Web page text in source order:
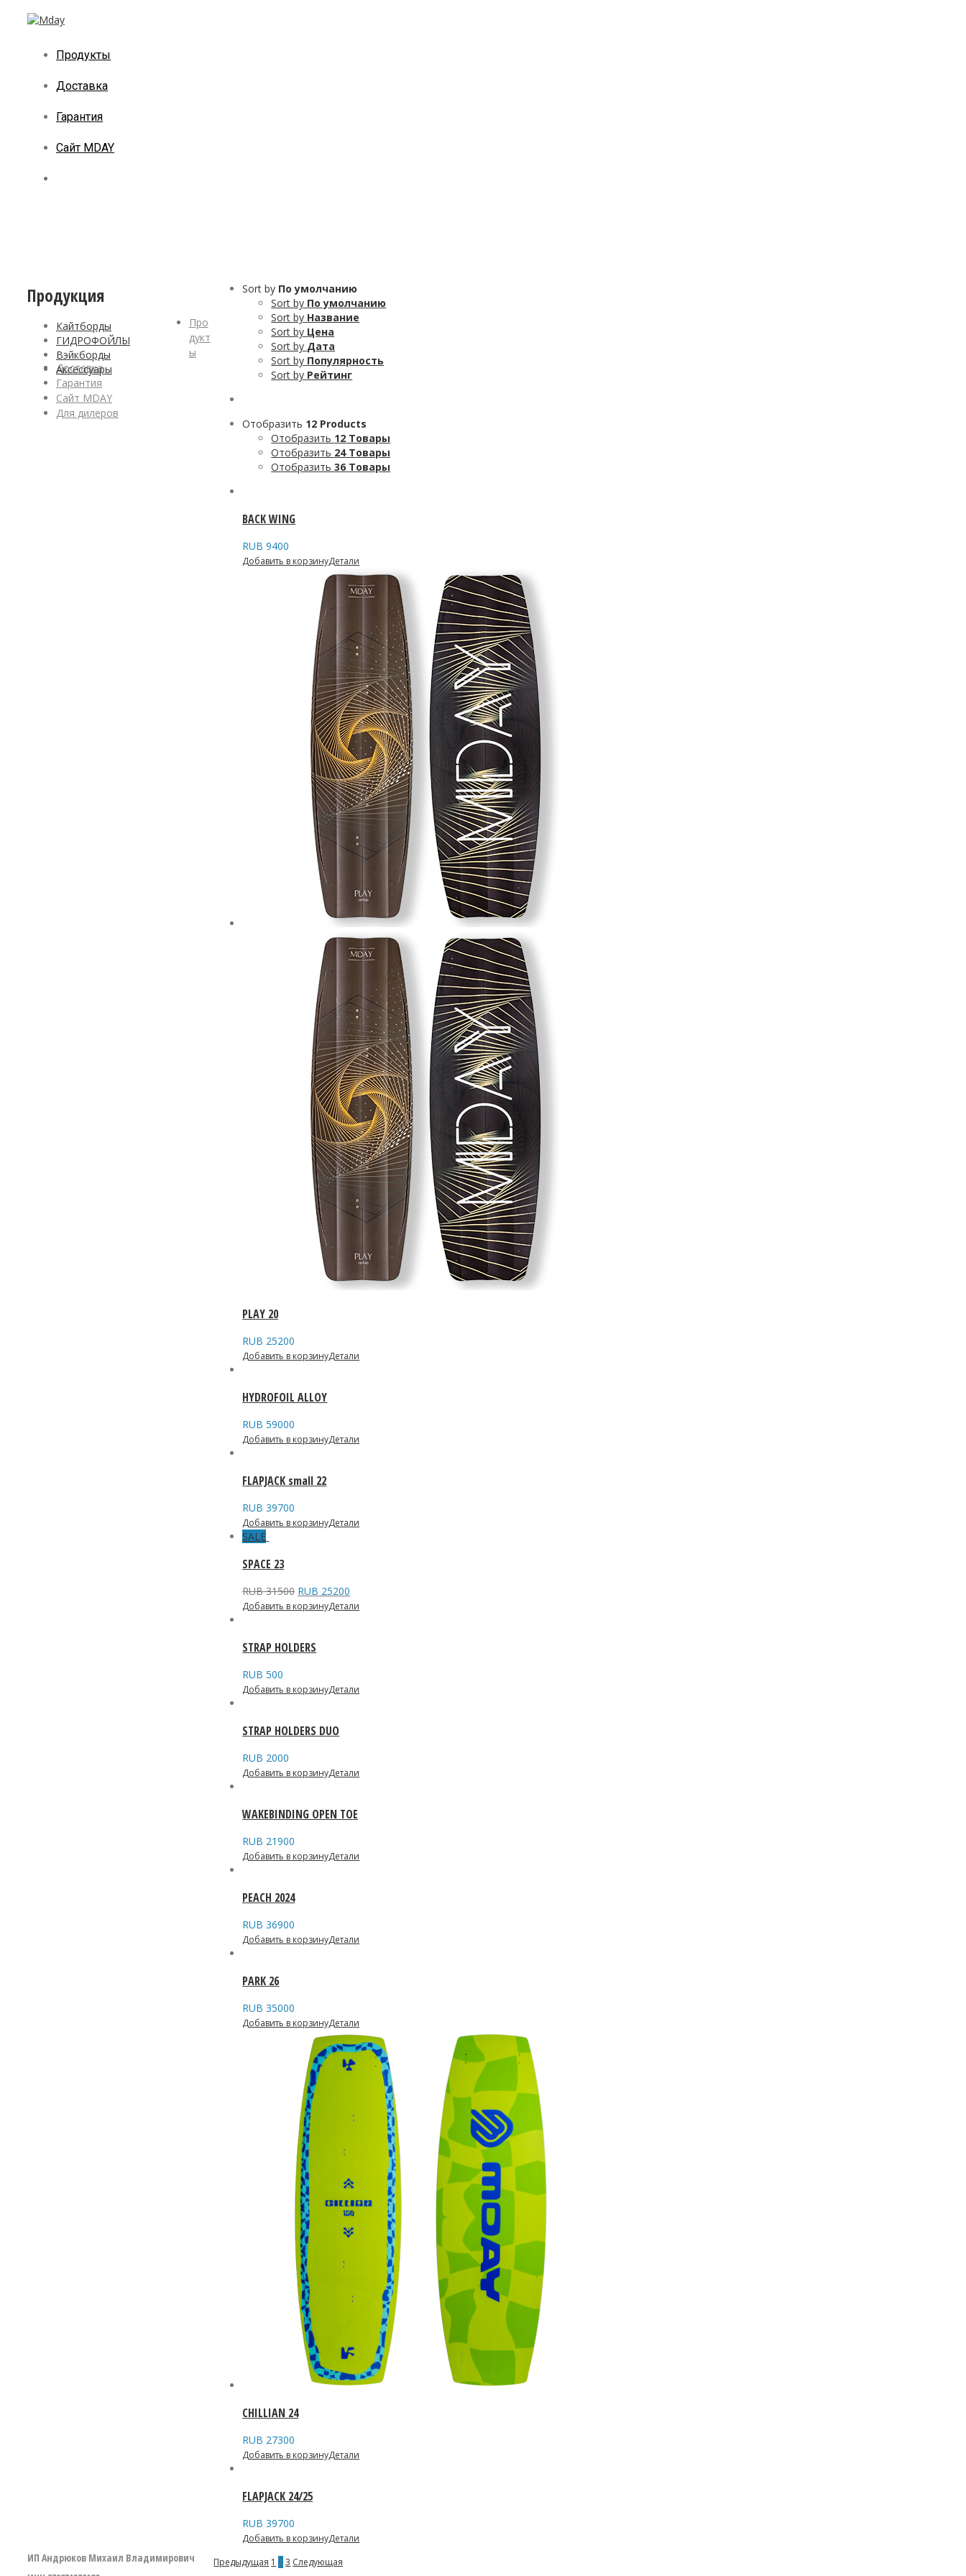
Продукты
Доставка
Гарантия
Сайт MDAY
Sort by По умолчанию
Sort by По умолчанию
Sort by Название
Sort by Цена
Sort by Дата
Sort by Популярность
Sort by Рейтинг
Отобразить 12 Products
Отобразить 12 Товары
Отобразить 24 Товары
Отобразить36 Товары
BACK WING
RUB 9400
Добавить в корзинуДетали
PLAY 20
RUB 25200
Добавить в корзинуДетали
HYDROFOIL ALLOY
RUB 59000
Добавить в корзинуДетали
FLAPJACK small 22
RUB 39700
Добавить в корзинуДетали
SALE
SPACE 23
RUB31500 RUB 25200
Добавить в корзинуДетали
STRAP HOLDERS
RUB 500
Добавить в корзинуДетали
STRAP HOLDERS DUO
RUB 2000
Добавить в корзинуДетали
WAKEBINDING OPEN TOE
RUB 21900
Добавить в корзинуДетали
PEACH 2024
RUB 36900
Добавить в корзинуДетали
PARK 26
RUB 35000
Добавить в корзинуДетали
CHILLIAN 24
RUB 27300
Добавить в корзинуДетали
FLAPJACK 24/25
RUB 39700
Добавить в корзинуДетали
Предыдущая 1 2 3 Следующая
Продукция
Кайтборды
ГИДРОФОЙЛЫ
Вэйкборды
Аксессуары
Про
дукт
ы
Доставка
Гарантия
Сайт MDAY
Для дилеров
ИП Андрюков Михаил Владимирович